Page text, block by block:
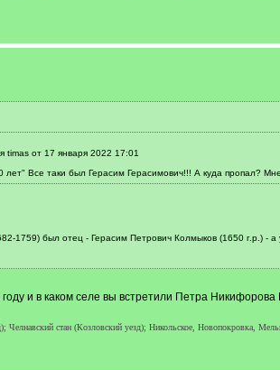
timas от 17 января 2022 17:01
лет" Все таки был Герасим Герасимович!!! А куда пропал?
1759) был отец - Герасим Петрович Колмыков (1650 г.р.) -
году и в каком селе вы встретили Петра
стан (Козловский уезд); Никольское, Новопокровка,